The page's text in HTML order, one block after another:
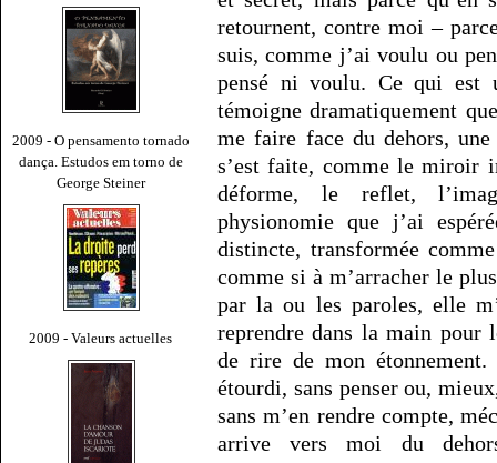
2009 - O pensamento tornado
dança. Estudos em torno de
George Steiner
2009 - Valeurs actuelles
retournent, contre moi –
suis, comme j’ai voulu ou
pensé ni voulu. Ce qui est
témoigne dramatiquement
me faire face du dehors,
s’est faite, comme le miroir
déforme, le reflet,
physionomie que j’ai
distincte, transformée
comme si à m’arracher le
par la ou les paroles, elle
reprendre dans la main pour
de rire de mon
étourdi, sans penser ou,
sans m’en rendre compte,
arrive vers moi du